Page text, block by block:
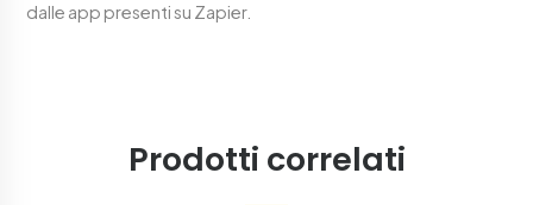
dalle app presenti su Zapier.
Prodotti correlati